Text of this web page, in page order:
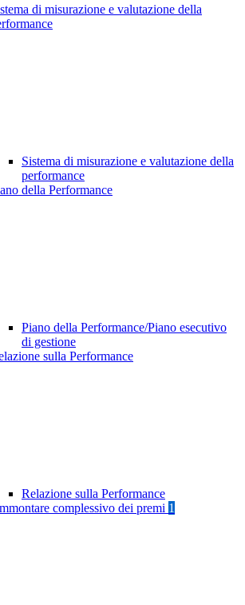
di misurazione e valutazione della
Sistema di misurazione e valutazione della
performance
della Performance
Piano della Performance/Piano esecutivo
di gestione
sulla Performance
Relazione sulla Performance
complessivo dei premi 1